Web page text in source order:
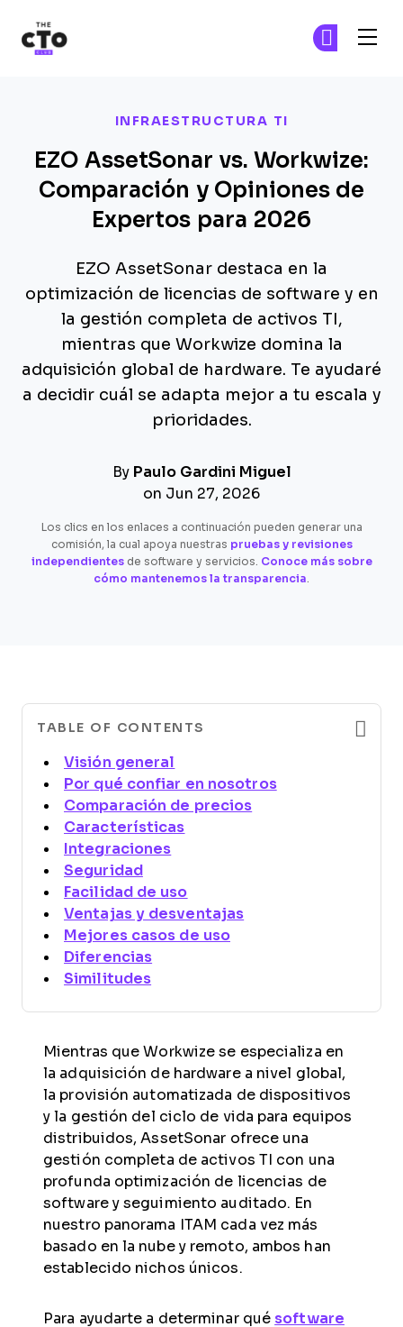
INFRAESTRUCTURA TI
EZO AssetSonar vs. Workwize:
Comparación y Opiniones de
Expertos para 2026
EZO AssetSonar destaca en la
optimización de licencias de software y en
la gestión completa de activos TI,
mientras que Workwize domina la
adquisición global de hardware. Te ayudaré
a decidir cuál se adapta mejor a tu escala y
prioridades.
By Paulo Gardini Miguel
on Jun 27, 2026
Los clics en los enlaces a continuación pueden generar una
comisión, la cual apoya nuestras pruebas y revisiones
independientesde software y servicios. Conoce más sobre
cómo mantenemos la transparencia.
TABLE OF CONTENTS
Visión general
Por qué confiar en nosotros
Comparación de precios
Características
Integraciones
Seguridad
Facilidad de uso
Ventajas y desventajas
Mejores casos de uso
Diferencias
Similitudes
Mientras que Workwize se especializa en
la adquisición de hardware a nivel global,
la provisión automatizada de dispositivos
y la gestión del ciclo de vida para equipos
distribuidos, AssetSonar ofrece una
gestión completa de activos TI con una
profunda optimización de licencias de
software y seguimiento auditado. En
nuestro panorama ITAM cada vez más
basado en la nube y remoto, ambos han
establecido nichos únicos.
Para ayudarte a determinar qué software